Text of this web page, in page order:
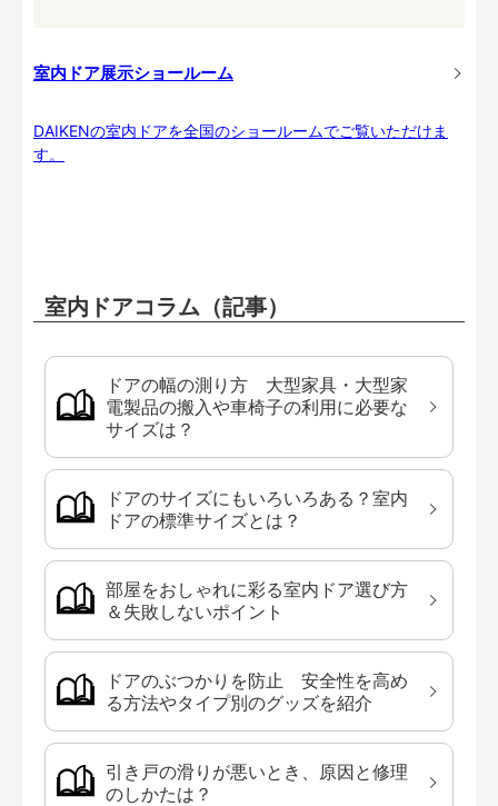
室内ドア展示ショールーム
DAIKENの室内ドアを全国のショールームでご覧いただけま
す。
室内ドアコラム（記事）
ドアの幅の測り方 大型家具・大型家
電製品の搬入や車椅子の利用に必要な
サイズは？
ドアのサイズにもいろいろある？室内
ドアの標準サイズとは？
部屋をおしゃれに彩る室内ドア選び方
＆失敗しないポイント
ドアのぶつかりを防止 安全性を高め
る方法やタイプ別のグッズを紹介
引き戸の滑りが悪いとき、原因と修理
のしかたは？